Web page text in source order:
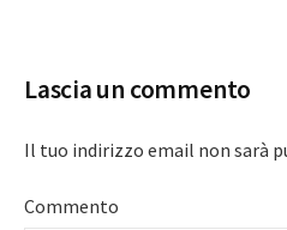
Lascia un commento
Il tuo indirizzo email non sarà
Commento